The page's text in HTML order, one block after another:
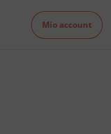
Mio account